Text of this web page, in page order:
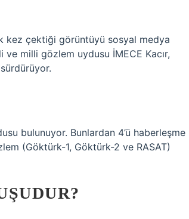
kez çektiği görüntüyü sosyal medya
ve milli gözlem uydusu İMECE Kacır,
bulunuyor. Bunlardan 4’ü haberleşme
(Göktürk-1, Göktürk-2 ve RASAT)